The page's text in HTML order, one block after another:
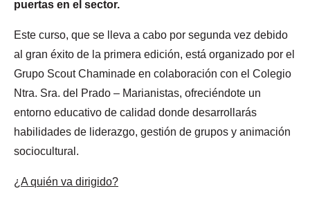
puertas en el sector.
Este curso, que se lleva a cabo por segunda vez debido
al gran éxito de la primera edición, está organizado por el
Grupo Scout Chaminade en colaboración con el Colegio
Ntra. Sra. del Prado – Marianistas, ofreciéndote un
entorno educativo de calidad donde desarrollarás
habilidades de liderazgo, gestión de grupos y animación
sociocultural.
¿A quién va dirigido?